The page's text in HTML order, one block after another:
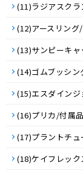
(11)ラジアスク
(12)アースリン
(13)サンピーキ
(14)ゴムブッシン
(15)エスダイン
(16)プリカ/付属
(17)プラントチ
(18)ケイフレッ